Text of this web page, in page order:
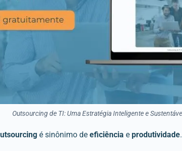
Outsourcing de TI: Uma Estratégia Inteligente e
é sinônimo de eficiência e produtividade.